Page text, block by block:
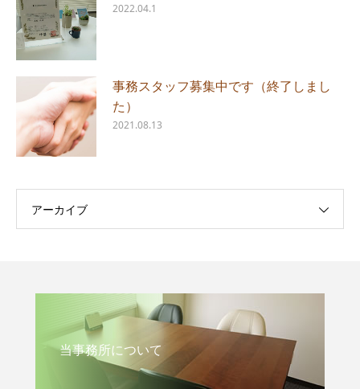
2022.04.1
事務スタッフ募集中です（終了しまし
た）
2021.08.13
アーカイブ
当事務所について